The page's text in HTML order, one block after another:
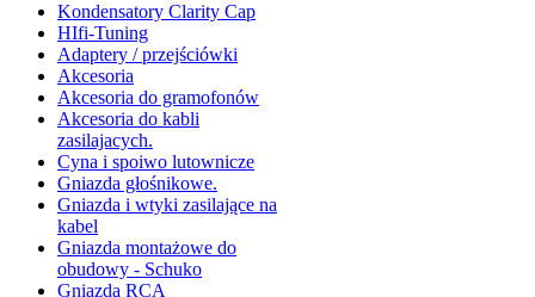
Kondensatory Clarity Cap
HIfi-Tuning
Adaptery / przejściówki
Akcesoria
Akcesoria do gramofonów
Akcesoria do kabli
zasilajacych.
Cyna i spoiwo lutownicze
Gniazda głośnikowe.
Gniazda i wtyki zasilające na
kabel
Gniazda montażowe do
obudowy - Schuko
Gniazda RCA